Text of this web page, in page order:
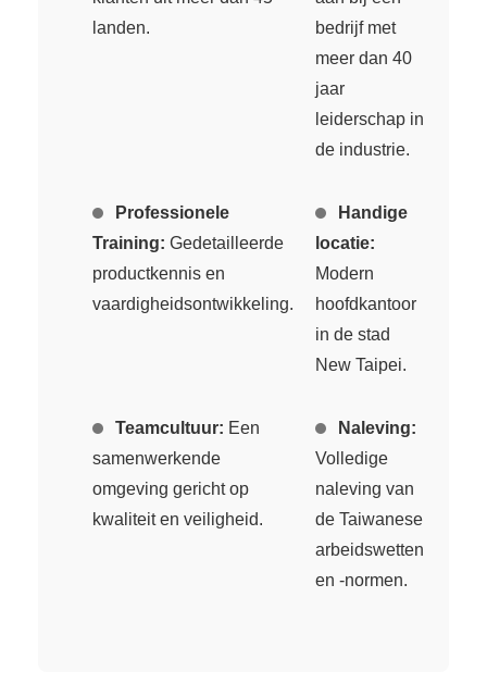
landen.
bedrijf met
meer dan 40
jaar
leiderschap in
de industrie.
Professionele
Training: Gedetailleerde
productkennis en
vaardigheidsontwikkeling.
Handige
locatie:
Modern
hoofdkantoor
in de stad
New Taipei.
Teamcultuur: Een
samenwerkende
omgeving gericht op
kwaliteit en veiligheid.
Naleving:
Volledige
naleving van
de Taiwanese
arbeidswetten
en -normen.